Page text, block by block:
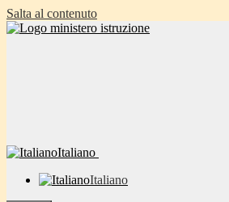
Salta al contenuto
Italiano
Italiano